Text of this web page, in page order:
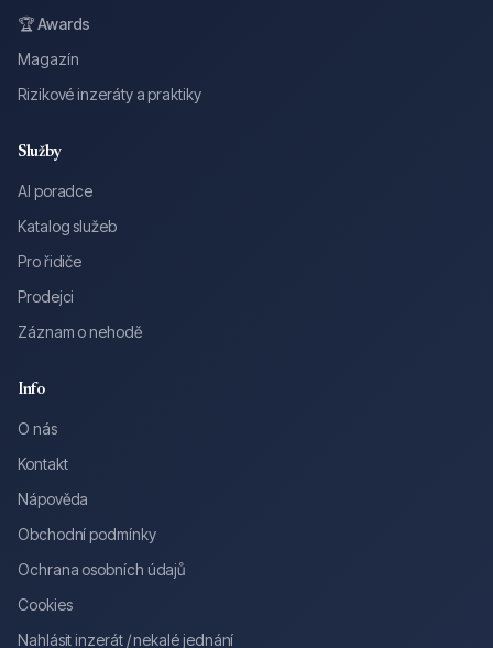
🏆 Awards
Magazín
Rizikové inzeráty a praktiky
Služby
AI poradce
Katalog služeb
Pro řidiče
Prodejci
Záznam o nehodě
Info
O nás
Kontakt
Nápověda
Obchodní podmínky
Ochrana osobních údajů
Cookies
Nahlásit inzerát / nekalé jednání